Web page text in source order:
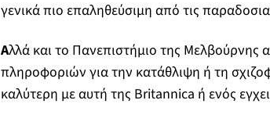
γενικά πιο επαληθεύσιμη από τις
Αλλά και το Πανεπιστήμιο της
πληροφοριών για την κατάθλιψη ή τη
καλύτερη με αυτή της Britannica ή ενός